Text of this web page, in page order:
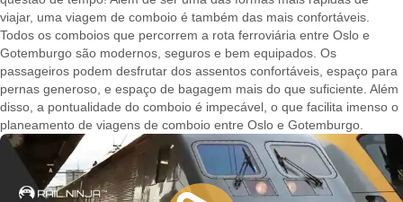
viajar, uma viagem de comboio é também das mais confortáveis.
Todos os comboios que percorrem a rota ferroviária entre Oslo e
Gotemburgo são modernos, seguros e bem equipados. Os
passageiros podem desfrutar dos assentos confortáveis, espaço para
pernas generoso, e espaço de bagagem mais do que suficiente. Além
disso, a pontualidade do comboio é impecável, o que facilita imenso o
planeamento de viagens de comboio entre Oslo e Gotemburgo.